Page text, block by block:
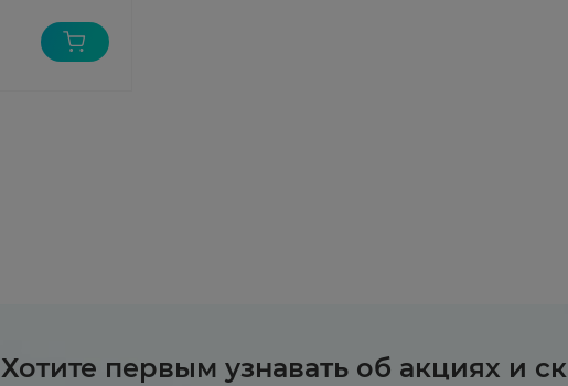
Хотите первым узнавать об акциях и